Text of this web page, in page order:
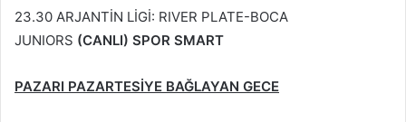
23.30 ARJANTİN LİGİ: RIVER PLATE-BOCA
JUNIORS (CANLI) SPOR SMART
PAZARI PAZARTESİYE BAĞLAYAN GECE